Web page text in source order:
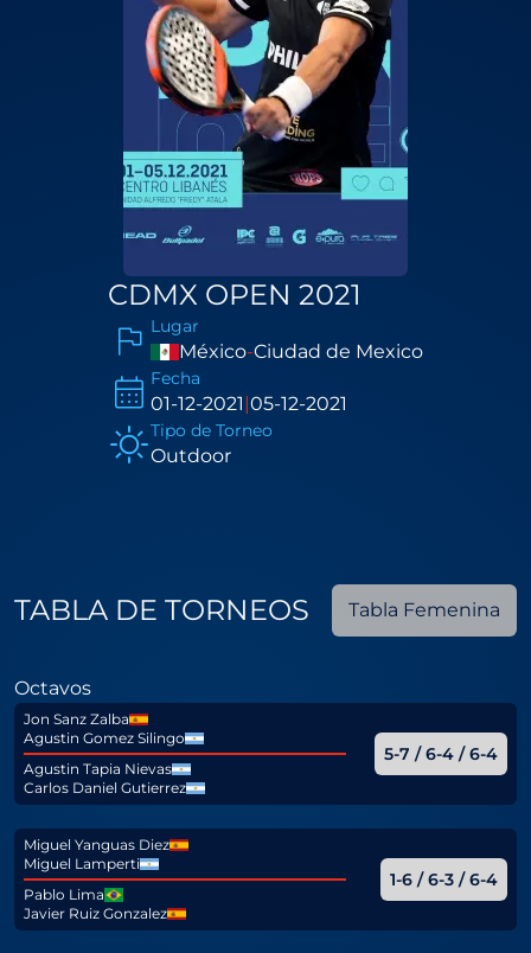
CDMX OPEN 2021
Lugar
México-Ciudad de Mexico
Fecha
01-12-2021|05-12-2021
Tipo de Torneo
Outdoor
TABLA DE TORNEOS Tabla Femenina
Octavos
Jon Sanz Zalba
Agustin Gomez Silingo
Agustin Tapia Nievas
Carlos Daniel Gutierrez
5-7 / 6-4 / 6-4
Miguel Yanguas Diez
Miguel Lamperti
Pablo Lima
Javier Ruiz Gonzalez
1-6 / 6-3 / 6-4